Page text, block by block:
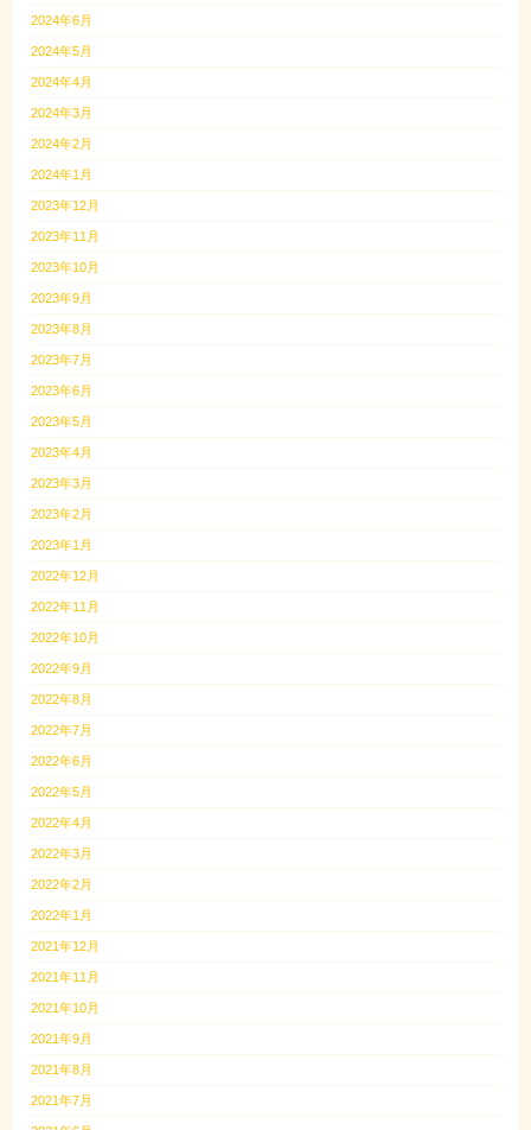
2024年6月
2024年5月
2024年4月
2024年3月
2024年2月
2024年1月
2023年12月
2023年11月
2023年10月
2023年9月
2023年8月
2023年7月
2023年6月
2023年5月
2023年4月
2023年3月
2023年2月
2023年1月
2022年12月
2022年11月
2022年10月
2022年9月
2022年8月
2022年7月
2022年6月
2022年5月
2022年4月
2022年3月
2022年2月
2022年1月
2021年12月
2021年11月
2021年10月
2021年9月
2021年8月
2021年7月